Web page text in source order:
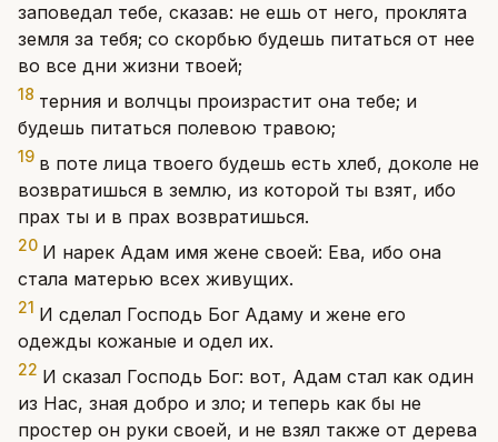
заповедал тебе, сказав: не ешь от него, проклята
земля за тебя; со скорбью будешь питаться от нее
во все дни жизни твоей;
18 терния и волчцы произрастит она тебе; и
будешь питаться полевою травою;
19 в поте лица твоего будешь есть хлеб, доколе не
возвратишься в землю, из которой ты взят, ибо
прах ты и в прах возвратишься.
20 И нарек Адам имя жене своей: Ева, ибо она
стала матерью всех живущих.
21 И сделал Господь Бог Адаму и жене его
одежды кожаные и одел их.
22 И сказал Господь Бог: вот, Адам стал как один
из Нас, зная добро и зло; и теперь как бы не
простер он руки своей, и не взял также от дерева